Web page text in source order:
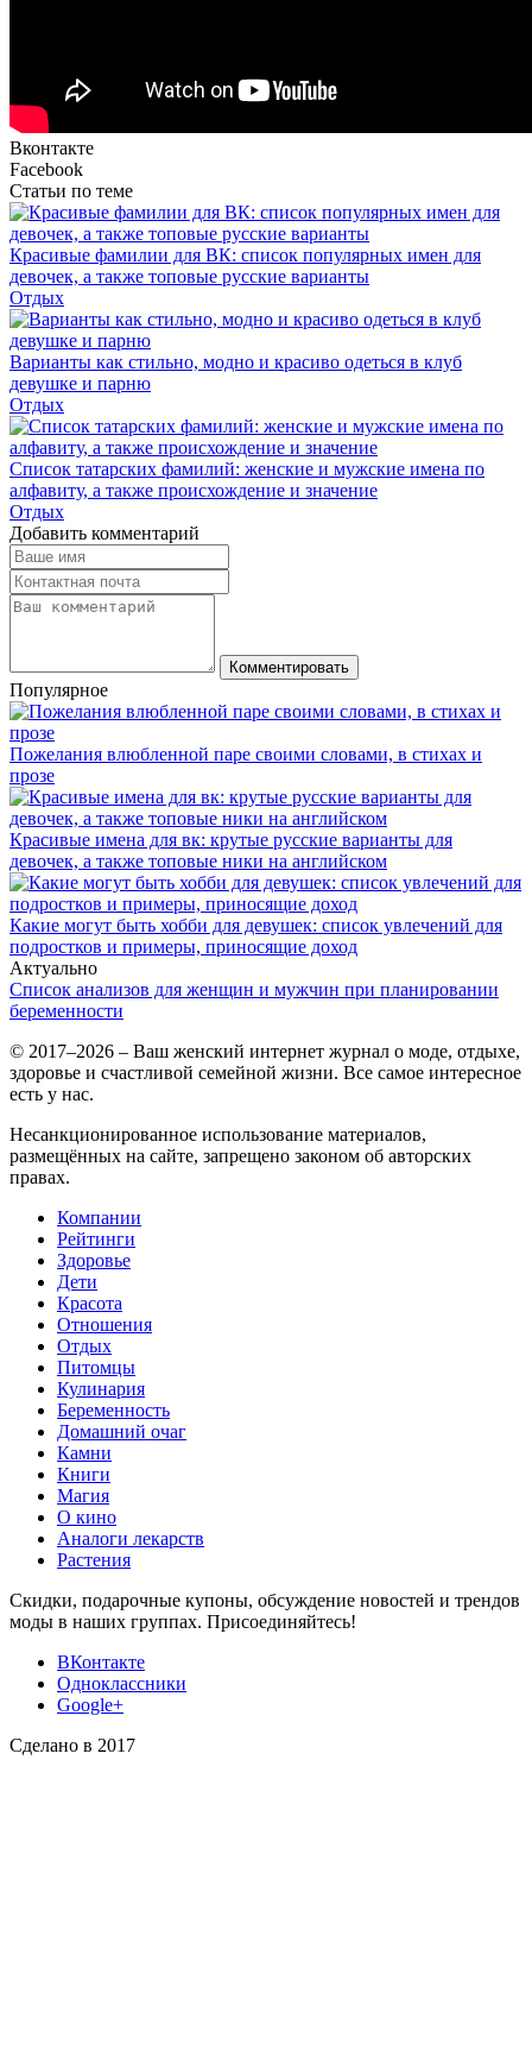
Вконтакте
Facebook
Статьи по теме
Красивые фамилии для ВК: список популярных имен для
девочек, а также топовые русские варианты
Отдых
Варианты как стильно, модно и красиво одеться в клуб
девушке и парню
Отдых
Список татарских фамилий: женские и мужские имена по
алфавиту, а также происхождение и значение
Отдых
Добавить комментарий
Комментировать
Популярное
Пожелания влюбленной паре своими словами, в стихах и
прозе
Красивые имена для вк: крутые русские варианты для
девочек, а также топовые ники на английском
Какие могут быть хобби для девушек: список увлечений для
подростков и примеры, приносящие доход
Актуально
Список анализов для женщин и мужчин при планировании
беременности
© 2017–2026 – Ваш женский интернет журнал о моде, отдыхе,
здоровье и счастливой семейной жизни. Все самое интересное
есть у нас.
Несанкционированное использование материалов,
размещённых на сайте, запрещено законом об авторских
правах.
Компании
Рейтинги
Здоровье
Дети
Красота
Отношения
Отдых
Питомцы
Кулинария
Беременность
Домашний очаг
Камни
Книги
Магия
О кино
Аналоги лекарств
Растения
Скидки, подарочные купоны, обсуждение новостей и трендов
моды в наших группах. Присоединяйтесь!
ВКонтакте
Одноклассники
Google+
Сделано в 2017